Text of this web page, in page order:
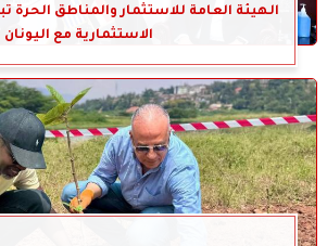
الهيئة العامة للاستثمار والمناطق الحرة
الاستثمارية مع اليونان